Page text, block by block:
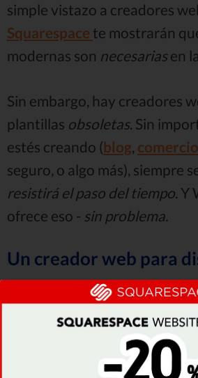
simple vistazo a creadores
Squarespace te mostrarán
modernas son necesariasen
Sin embargo, hay creadores
plantillas obsoletas. Sin
estés creando (blog
seguro, o algo más), siempre
resistirá el paso del tiempo .
ofrece eso - sin problema.
Un creador web para
De acuerdo a un gran
usuarios Webflow , el creador
es muy popular con las
con el lado estético de sus